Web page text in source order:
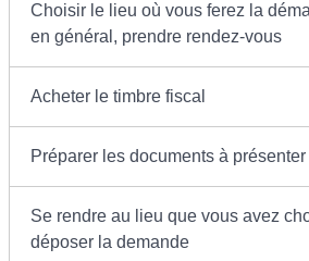
Choisir le lieu où vous ferez la
en général, prendre rendez-vous
Acheter le timbre fiscal
Préparer les documents à présenter
Se rendre au lieu que vous avez
déposer la demande